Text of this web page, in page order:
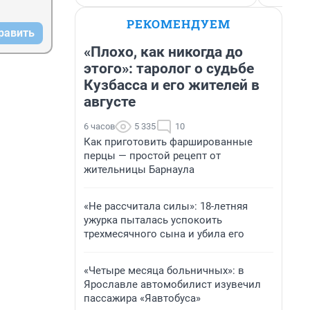
РЕКОМЕНДУЕМ
«Плохо, как никогда до
этого»: таролог о судьбе
Кузбасса и его жителей в
августе
6 часов 5 335 10
Как приготовить фаршированные
перцы — простой рецепт от
жительницы Барнаула
«Не рассчитала силы»: 18-летняя
ужурка пыталась успокоить
трехмесячного сына и убила его
«Четыре месяца больничных»: в
Ярославле автомобилист изувечил
пассажира «Яавтобуса»